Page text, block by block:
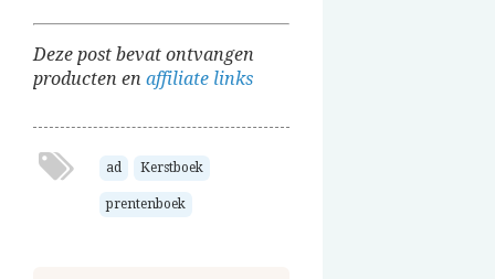
Deze post bevat ontvangen
producten en affiliate links
ad Kerstboek
prentenboek